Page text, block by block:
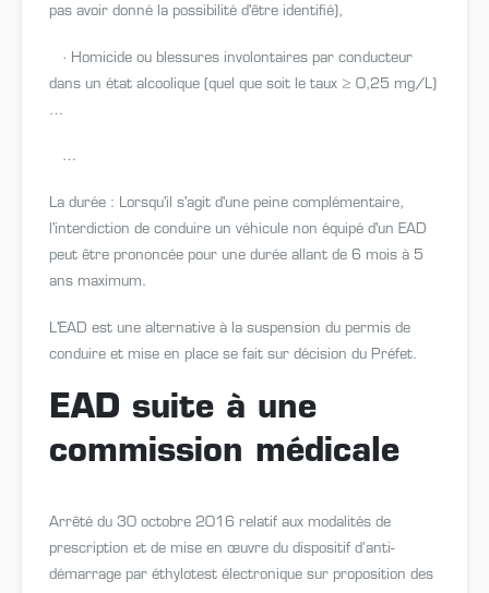
pas avoir donné la possibilité d'être identifié),
· Homicide ou blessures involontaires par conducteur
dans un état alcoolique (quel que soit le taux ≥ 0,25 mg/L)
…
…
La durée : Lorsqu'il s'agit d'une peine complémentaire,
l'interdiction de conduire un véhicule non équipé d'un EAD
peut être prononcée pour une durée allant de 6 mois à 5
ans maximum.
L'EAD est une alternative à la suspension du permis de
conduire et mise en place se fait sur décision du Préfet.
EAD suite à une
commission médicale
Arrêté du 30 octobre 2016 relatif aux modalités de
prescription et de mise en œuvre du dispositif d’anti-
démarrage par éthylotest électronique sur proposition des